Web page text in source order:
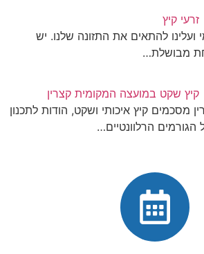
זרעי קיץ
ועלינו להתאים את התזונה שלנו. יש
מבושלת…
קיץ שקט במועצה המקומית קצרין
מסכמים קיץ איכותי ושקט, הודות לתכנון
הגורמים הרלוונטיים…